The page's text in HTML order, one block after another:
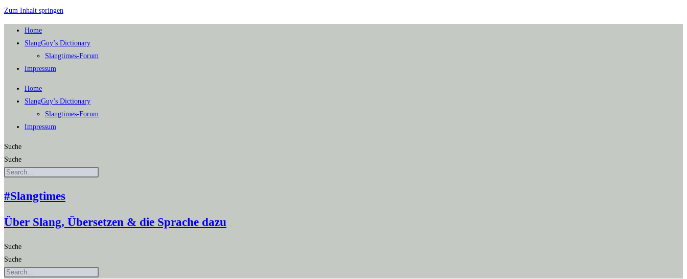
Zum Inhalt springen
Home
SlangGuy’s Dic­tion­a­ry
Slang­times-Forum
Impres­sum
Home
SlangGuy’s Dic­tion­a­ry
Slang­times-Forum
Impres­sum
Suche
Suche
#Slangtimes
Über Slang, Übersetzen & die Sprache dazu
Suche
Suche